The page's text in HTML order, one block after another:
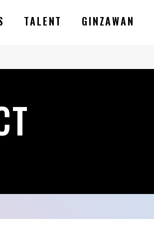
TALENT GINZAWAN